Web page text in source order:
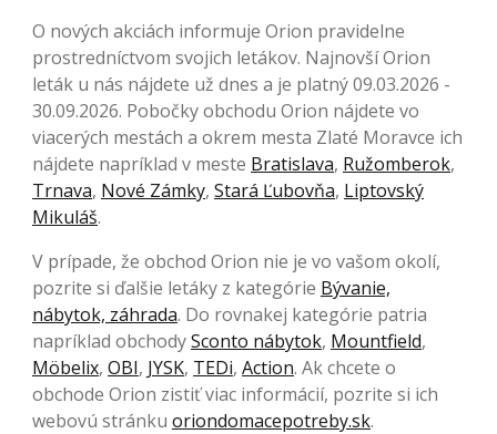
O nových akciách informuje Orion pravidelne
prostredníctvom svojich letákov. Najnovší Orion
leták u nás nájdete už dnes a je platný 09.03.2026 -
30.09.2026. Pobočky obchodu Orion nájdete vo
viacerých mestách a okrem mesta Zlaté Moravce ich
nájdete napríklad v meste Bratislava, Ružomberok,
Trnava, Nové Zámky, Stará Ľubovňa, Liptovský
Mikuláš.
V prípade, že obchod Orion nie je vo vašom okolí,
pozrite si ďalšie letáky z kategórie Bývanie,
nábytok, záhrada. Do rovnakej kategórie patria
napríklad obchodySconto nábytok, Mountfield,
Möbelix, OBI, JYSK, TEDi, Action. Ak chcete o
obchode Orion zistiť viac informácií, pozrite si ich
webovú stránku oriondomacepotreby.sk.